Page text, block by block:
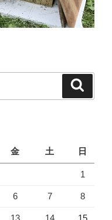
金 土 日
1
6 7 8
13 14 15